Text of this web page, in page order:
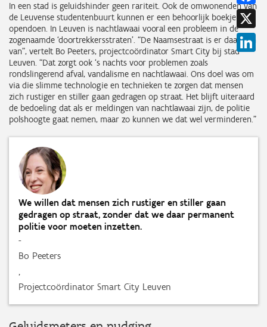
In een stad is geluidshinder geen rariteit. Ook de omwonenden van
de Leuvense studentenbuurt kunnen er een behoorlijk boekje over
opendoen. In Leuven is nachtlawaai vooral een probleem in de
zogenaamde ‘doortrekkersstraten’. “De Naamsestraat is er daar één
van”, vertelt Bo Peeters, projectcoördinator Smart City bij stad
Leuven. “Dat zorgt ook ‘s nachts voor problemen zoals
rondslingerend afval, vandalisme en nachtlawaai. Ons doel was om
via die slimme technologie en technieken te zorgen dat mensen
zich rustiger en stiller gaan gedragen op straat. Het blijft uiteraard
de bedoeling dat als er meldingen van nachtlawaai zijn, de politie
polshoogte gaat nemen, maar zo kunnen we dat wel verminderen.”
We willen dat mensen zich rustiger en stiller gaan
gedragen op straat, zonder dat we daar permanent
politie voor moeten inzetten.
-
Bo Peeters
,
Projectcoördinator Smart City Leuven